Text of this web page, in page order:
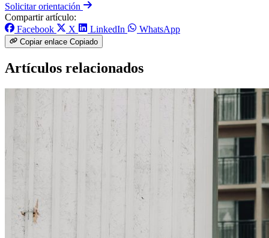
Solicitar orientación
Compartir artículo:
Facebook
X LinkedIn WhatsApp
Copiar enlace Copiado
Artículos relacionados